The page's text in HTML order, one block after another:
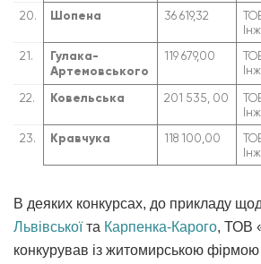
20.
Шопена 36 619,32
21.
Гулака-
Артемовського
119 679,00
22.
Ковельська 201 535, 00
23.
Кравчука 118 100,00
В деяких конкурсах, до прикладу
Львівськоїта Карпенка-Карого, ТОВ
конкурував із житомирською